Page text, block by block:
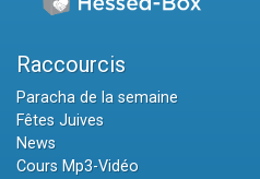
Raccourcis
Paracha de la semaine
Fêtes Juives
News
Cours Mp3-Vidéo